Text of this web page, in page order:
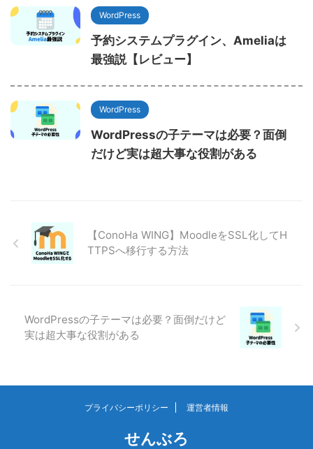
WordPress
予約システムプラグイン、Ameliaは
最強説【レビュー】
WordPress
WordPressの子テーマは必要？面倒
だけど実は超大事な役割がある
【ConoHa WING】MoodleをSSL化してH
TTPSへ移行する方法
WordPressの子テーマは必要？面倒だけど
実は超大事な役割がある
プライバシーポリシー 運営者情報
せんぶろ